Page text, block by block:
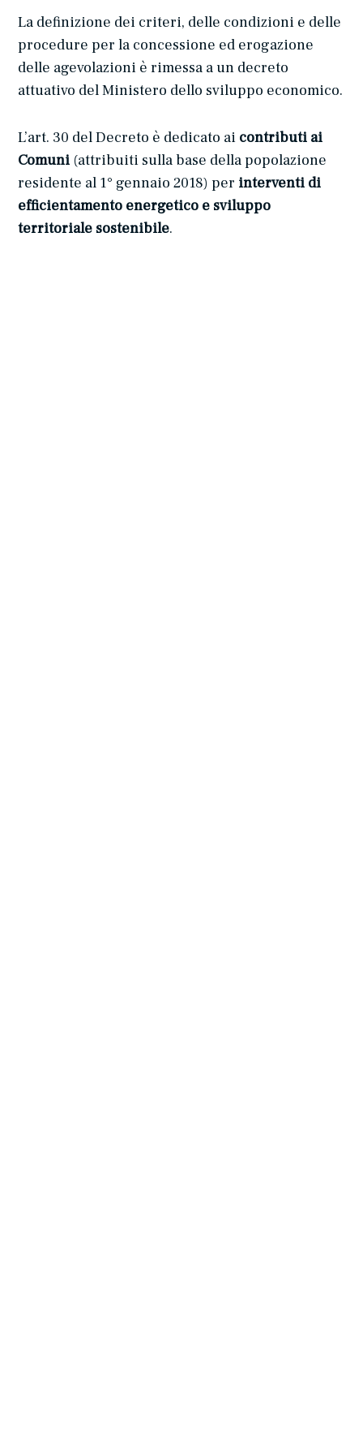
La definizione dei criteri, delle condizioni e delle
procedure per la concessione ed erogazione
delle agevolazioni è rimessa a un decreto
attuativo del Ministero dello sviluppo economico.
L’art. 30 del Decreto è dedicato ai contributi ai
Comuni (attribuiti sulla base della popolazione
residente al 1° gennaio 2018) per interventi di
efficientamento energetico e sviluppo
territoriale sostenibile.